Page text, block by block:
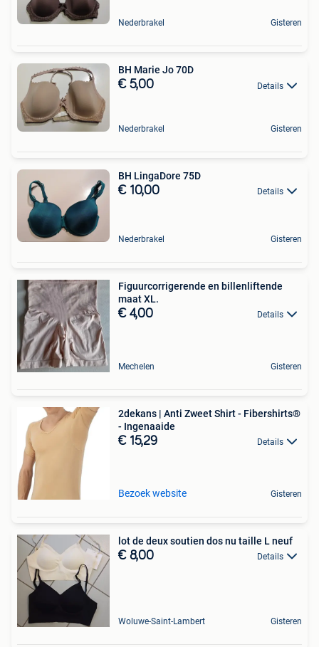
Nederbrakel Gisteren
BH Marie Jo 70D
€ 5,00 Details
Nederbrakel Gisteren
BH LingaDore 75D
€ 10,00 Details
Nederbrakel Gisteren
Figuurcorrigerende en billenliftende
maat XL.
€ 4,00 Details
Mechelen Gisteren
2dekans | Anti Zweet Shirt - Fibershirts®
- Ingenaaide
€ 15,29 Details
Bezoek website Gisteren
lot de deux soutien dos nu taille L neuf
€ 8,00 Details
Woluwe-Saint-Lambert Gisteren